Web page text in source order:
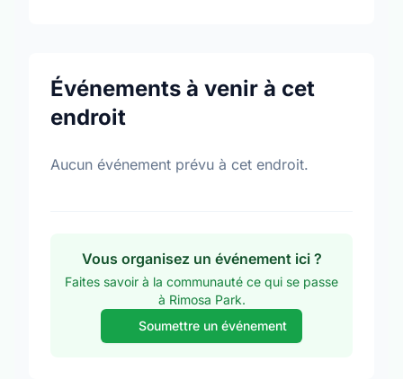
Événements à venir à cet
endroit
Aucun événement prévu à cet endroit.
Vous organisez un événement ici ?
Faites savoir à la communauté ce qui se passe
à Rimosa Park.
Soumettre un événement